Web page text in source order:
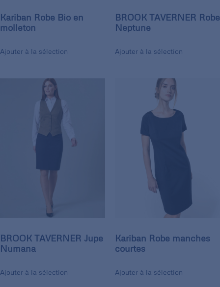
Kariban Robe Bio en
molleton
Ajouter à la sélection
BROOK TAVERNER Robe
Neptune
Ajouter à la sélection
BROOK TAVERNER Jupe
Numana
Ajouter à la sélection
Kariban Robe manches
courtes
Ajouter à la sélection